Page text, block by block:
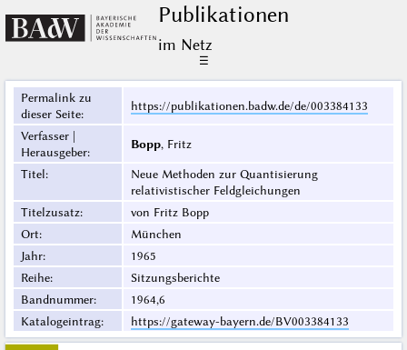
Publikationen
im Netz
☰
Permalink zu
dieser Seite:
https://publikationen.badw.de/de/003384133
Verfasser |
Herausgeber:
Bopp, Fritz
Titel:
Neue Methoden zur Quantisierung
relativistischer Feldgleichungen
Titelzusatz:
von Fritz Bopp
Ort:
München
Jahr:
1965
Reihe:
Sitzungsberichte
Bandnummer:
1964,6
Katalogeintrag: https://gateway-bayern.de/BV003384133